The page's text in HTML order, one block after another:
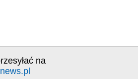
na